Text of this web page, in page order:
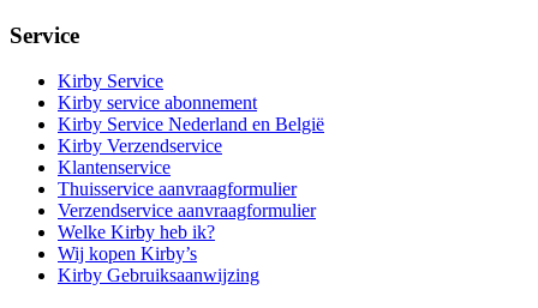
Service
Kirby Service
Kirby service abonnement
Kirby Service Nederland en België
Kirby Verzendservice
Klantenservice
Thuisservice aanvraagformulier
Verzendservice aanvraagformulier
Welke Kirby heb ik?
Wij kopen Kirby’s
Kirby Gebruiksaanwijzing